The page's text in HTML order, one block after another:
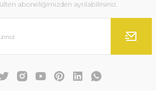
aboneliğimizden ayrılabilirsiniz.